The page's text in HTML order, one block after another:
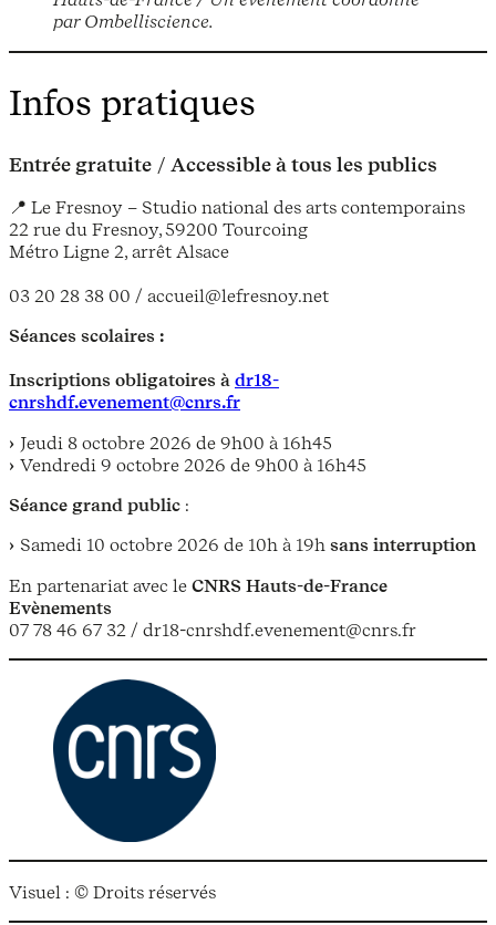
par Ombelliscience.
Infos pratiques
Entrée gratuite / Accessible à tous les publics
📍 Le Fresnoy – Studio national des arts contemporains
22 rue du Fresnoy, 59200 Tourcoing
Métro Ligne 2, arrêt Alsace
03 20 28 38 00 / accueil@lefresnoy.net
Séances scolaires :
Inscriptions obligatoires à dr18-
cnrshdf.evenement@cnrs.fr
Jeudi 8 octobre 2026 de 9h00 à 16h45
Vendredi 9 octobre 2026 de 9h00 à 16h45
Séance grand public :
Samedi 10 octobre 2026 de 10h à 19h sans interruption
En partenariat avec le CNRS Hauts-de-France
Evènements
07 78 46 67 32 / dr18-cnrshdf.evenement@cnrs.fr
Visuel : © Droits réservés